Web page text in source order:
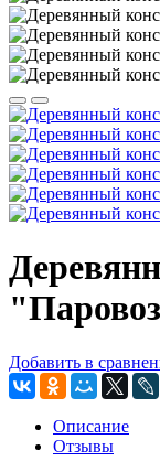
Добавить в
Описание
Отзывы